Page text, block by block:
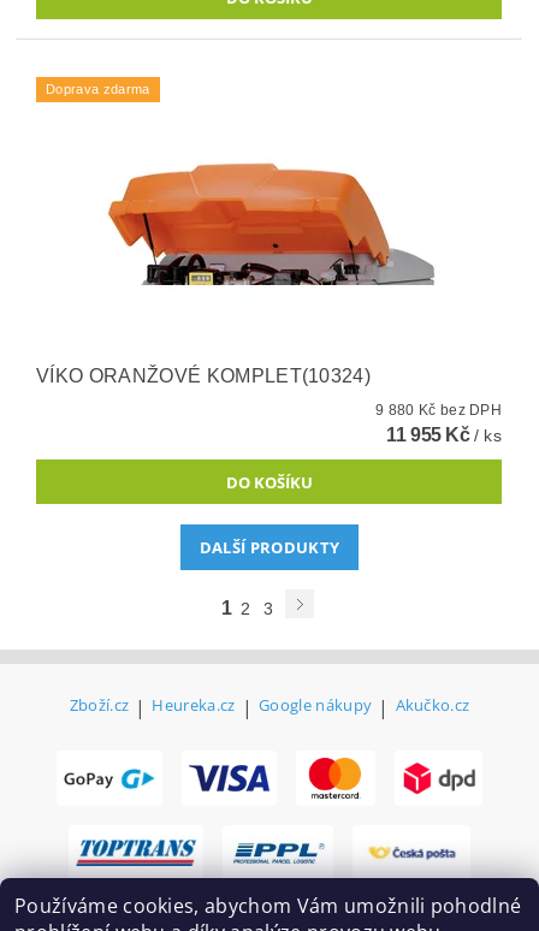
Doprava zdarma
VÍKO ORANŽOVÉ KOMPLET(10324)
9 880 Kč bez DPH
11 955 Kč/ ks
DALŠÍ PRODUKTY
1 2 3
Zboží.cz | Heureka.cz | Google nákupy | Akučko.cz
Používáme cookies, abychom Vám umožnili pohodlné